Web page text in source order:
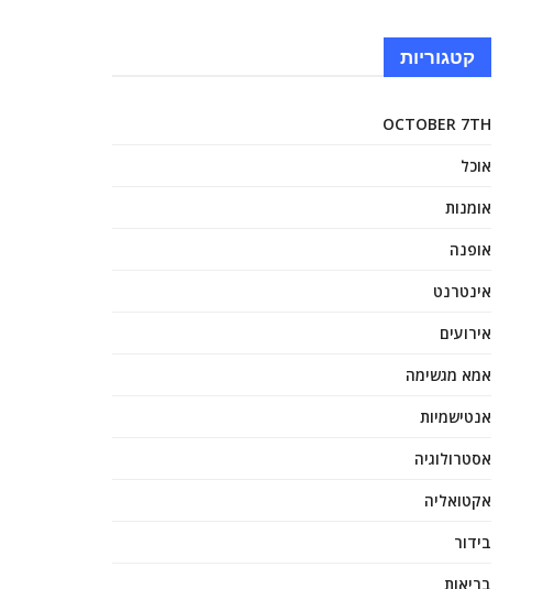
קטגוריות
OCTOBER 7TH
אוכל
אומנות
אופנה
אינטרנט
אירועים
אמא מגשימה
אנטישמיות
אסטרולוגיה
אקטואליה
בידור
בריאות